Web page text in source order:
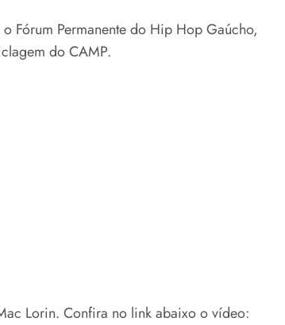
o Fórum Permanente do Hip Hop Gaúcho,
do CAMP.
Lorin. Confira no link abaixo o vídeo: